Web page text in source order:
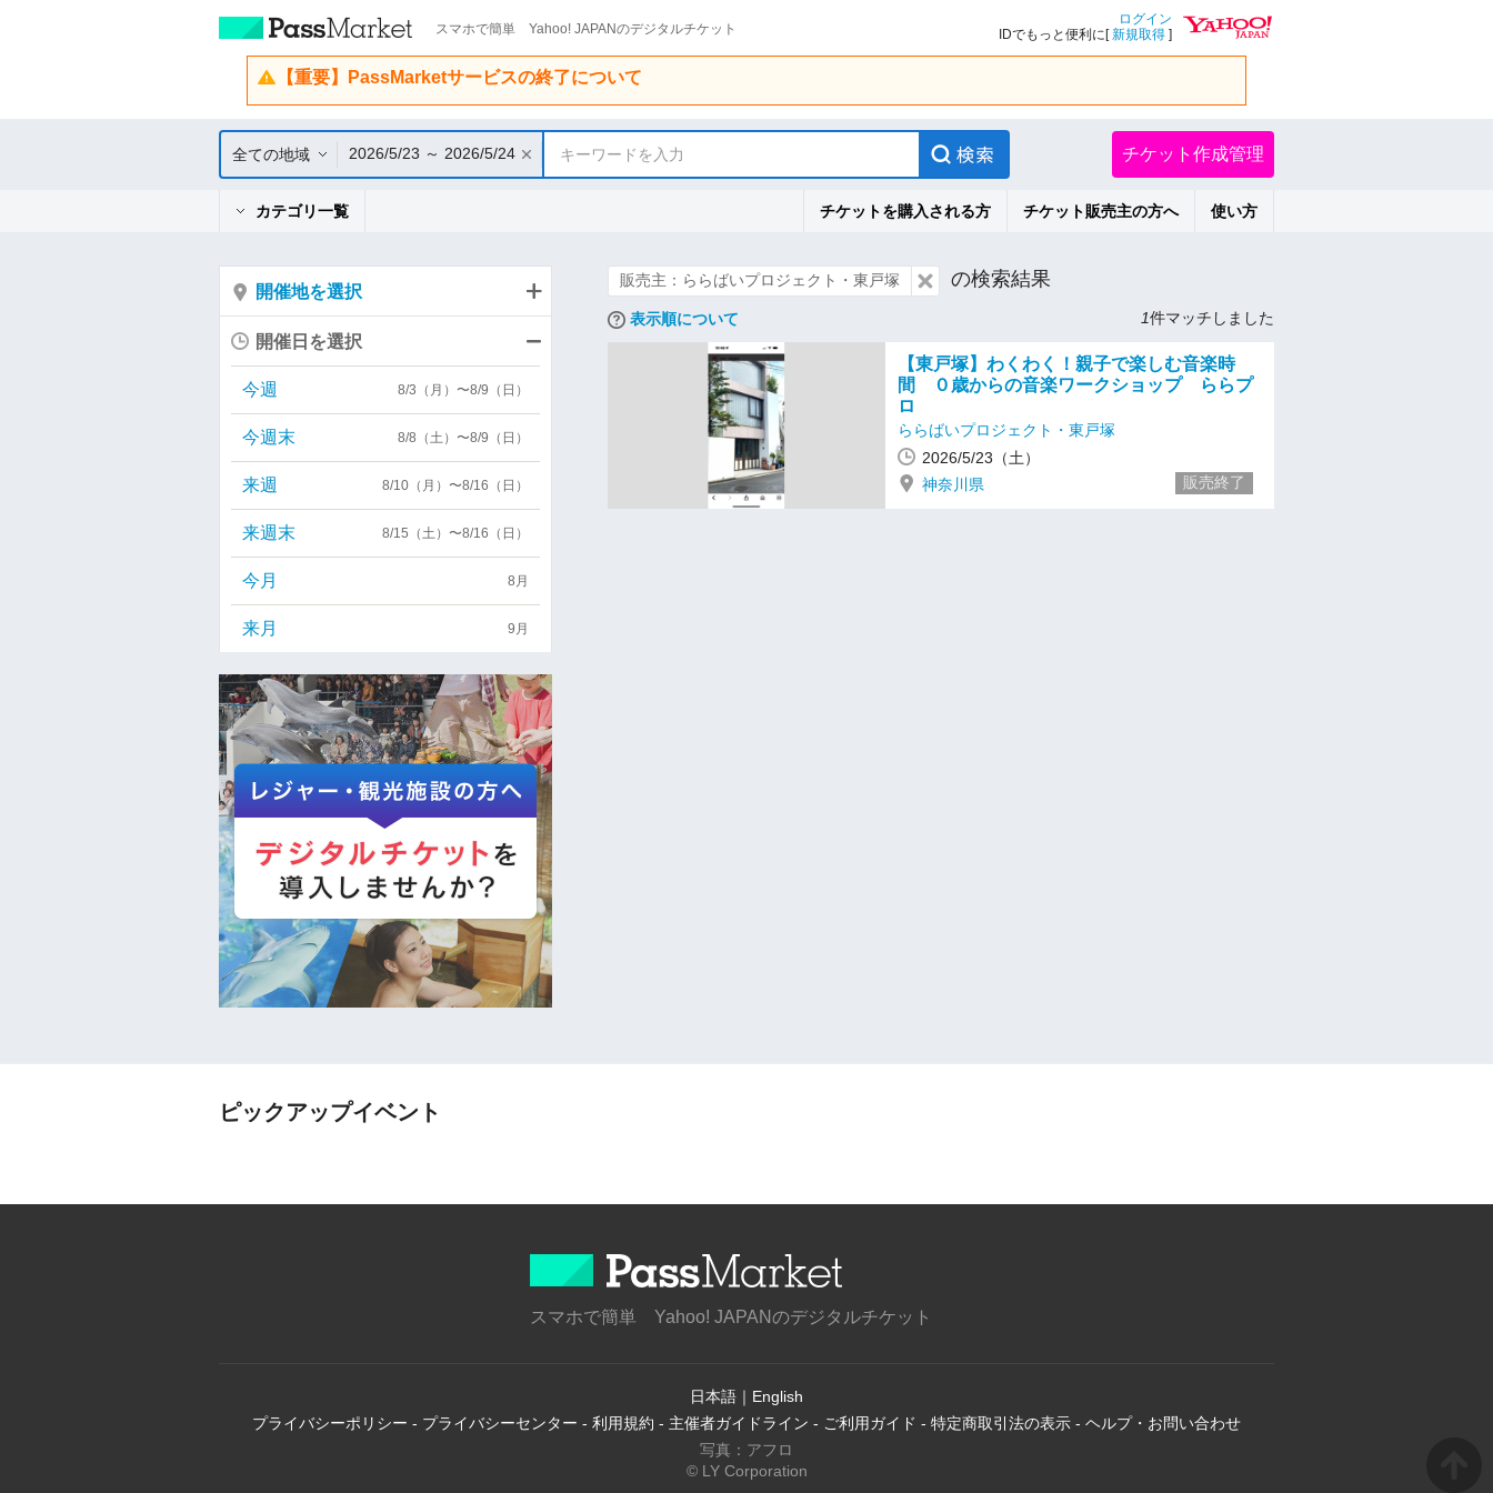
スマホで簡単 Yahoo! JAPANのデジタルチケット
ログイン
IDでもっと便利に[新規取得 ]
【重要】PassMarketサービスの終了について
全ての地域 2026/5/23 ～ 2026/5/24 キーワードを入力 チケット作成管理
カテゴリ一覧 チケットを購入される方 チケット販売主の方へ 使い方
販売主：ららばいプロジェクト・東戸塚 の検索結果
表示順について 1件マッチしました
【東戸塚】わくわく！親子で楽しむ音楽時
間 ０歳からの音楽ワークショップ ららプ
ロ
ららばいプロジェクト・東戸塚
2026/5/23（土）
神奈川県
販売終了
開催地を選択
開催日を選択
今週 8/3（月）〜8/9（日）
今週末 8/8（土）〜8/9（日）
来週 8/10（月）〜8/16（日）
来週末 8/15（土）〜8/16（日）
今月 8月
来月 9月
ピックアップイベント
スマホで簡単 Yahoo! JAPANのデジタルチケット
日本語 ｜ English
プライバシーポリシー - プライバシーセンター - 利用規約 - 主催者ガイドライン - ご利用ガイド - 特定商取引法の表示 - ヘルプ・お問い合わせ
写真：アフロ
© LY Corporation